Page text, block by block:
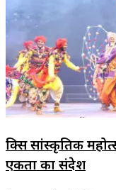
ब्रिक्स सांस्कृतिक
एकता का संदेश